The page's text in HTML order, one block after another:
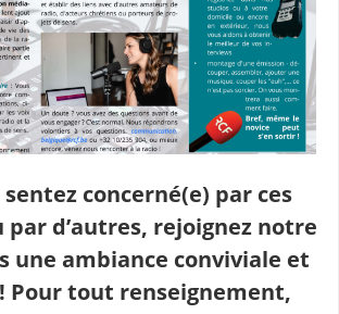
sentez concerné(e) par ces
par d’autres, rejoignez notre
une ambiance conviviale et
Pour tout renseignement,